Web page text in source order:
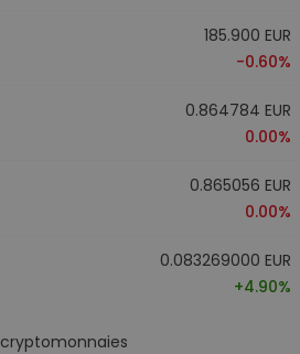
185.900 EUR
-0.60%
0.864784 EUR
0.00%
0.865056 EUR
0.00%
0.083269000 EUR
+4.90%
cryptomonnaies